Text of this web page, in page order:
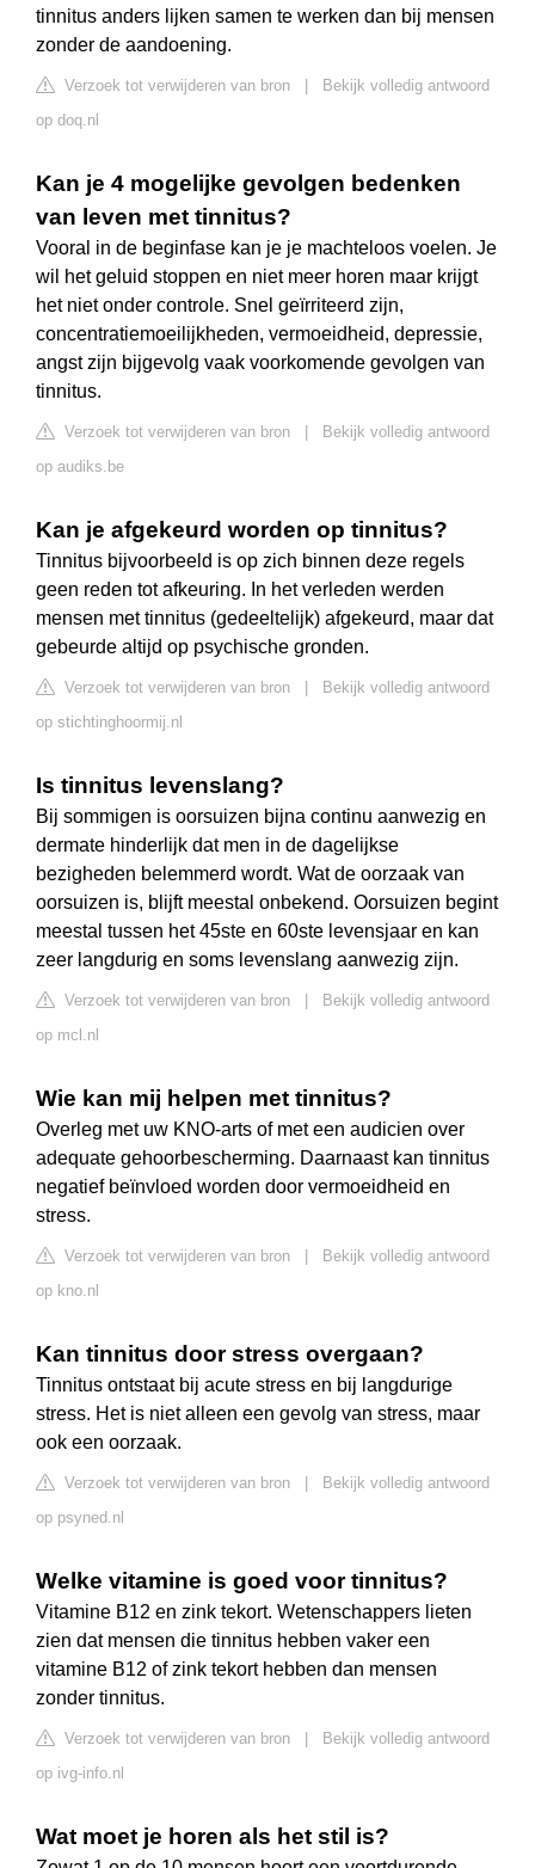
tinnitus anders lijken samen te werken dan bij mensen
zonder de aandoening.
Verzoek tot verwijderen van bron
Bekijk volledig antwoord
op doq.nl
Kan je 4 mogelijke gevolgen bedenken
van leven met tinnitus?
Vooral in de beginfase kan je je machteloos voelen. Je
wil het geluid stoppen en niet meer horen maar krijgt
het niet onder controle. Snel geïrriteerd zijn,
concentratiemoeilijkheden, vermoeidheid, depressie,
angst zijn bijgevolg vaak voorkomende gevolgen van
tinnitus.
Verzoek tot verwijderen van bron
Bekijk volledig antwoord
op audiks.be
Kan je afgekeurd worden op tinnitus?
Tinnitus bijvoorbeeld is op zich binnen deze regels
geen reden tot afkeuring. In het verleden werden
mensen met tinnitus (gedeeltelijk) afgekeurd, maar dat
gebeurde altijd op psychische gronden.
Verzoek tot verwijderen van bron
Bekijk volledig antwoord
op stichtinghoormij.nl
Is tinnitus levenslang?
Bij sommigen is oorsuizen bijna continu aanwezig en
dermate hinderlijk dat men in de dagelijkse
bezigheden belemmerd wordt. Wat de oorzaak van
oorsuizen is, blijft meestal onbekend. Oorsuizen begint
meestal tussen het 45ste en 60ste levensjaar en kan
zeer langdurig en soms levenslang aanwezig zijn.
Verzoek tot verwijderen van bron
Bekijk volledig antwoord
op mcl.nl
Wie kan mij helpen met tinnitus?
Overleg met uw KNO-arts of met een audicien over
adequate gehoorbescherming. Daarnaast kan tinnitus
negatief beïnvloed worden door vermoeidheid en
stress.
Verzoek tot verwijderen van bron
Bekijk volledig antwoord
op kno.nl
Kan tinnitus door stress overgaan?
Tinnitus ontstaat bij acute stress en bij langdurige
stress. Het is niet alleen een gevolg van stress, maar
ook een oorzaak.
Verzoek tot verwijderen van bron
Bekijk volledig antwoord
op psyned.nl
Welke vitamine is goed voor tinnitus?
Vitamine B12 en zink tekort. Wetenschappers lieten
zien dat mensen die tinnitus hebben vaker een
vitamine B12 of zink tekort hebben dan mensen
zonder tinnitus.
Verzoek tot verwijderen van bron
Bekijk volledig antwoord
op ivg-info.nl
Wat moet je horen als het stil is?